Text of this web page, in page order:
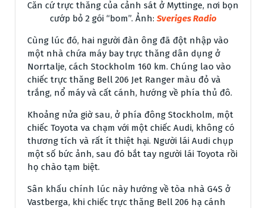
Căn cứ trực thăng của cảnh sát ở Myttinge, nơi bọn
cướp bỏ 2 gói “bom”. Ảnh: Sveriges Radio
Cùng lúc đó, hai người đàn ông đã đột nhập vào
một nhà chứa máy bay trực thăng dân dụng ở
Norrtalje, cách Stockholm 160 km. Chúng lao vào
chiếc trực thăng Bell 206 Jet Ranger màu đỏ và
trắng, nổ máy và cất cánh, hướng về phía thủ đô.
Khoảng nửa giờ sau, ở phía đông Stockholm, một
chiếc Toyota va chạm với một chiếc Audi, không có
thương tích và rất ít thiệt hại. Người lái Audi chụp
một số bức ảnh, sau đó bắt tay người lái Toyota rồi
họ chào tạm biệt.
Sân khấu chính lúc này hướng về tòa nhà G4S ở
Vastberga, khi chiếc trực thăng Bell 206 hạ cánh